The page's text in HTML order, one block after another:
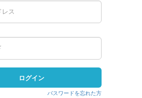
ログイン
パスワードを忘れた方